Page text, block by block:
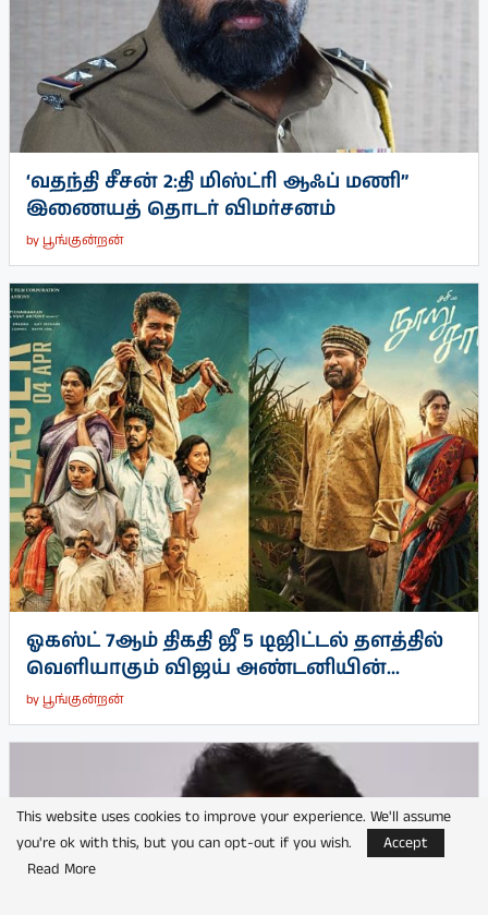
‘வதந்தி சீசன் 2:தி மிஸ்ட்ரி ஆஃப் மணி”
இணையத் தொடர் விமர்சனம்
by பூங்குன்றன்
ஓகஸ்ட் 7ஆம் திகதி ஜீ 5 டிஜிட்டல் தளத்தில்
வெளியாகும் விஜய் அண்டனியின்...
by பூங்குன்றன்
This website uses cookies to improve your experience. We'll assume
you're ok with this, but you can opt-out if you wish.
Accept
Read More